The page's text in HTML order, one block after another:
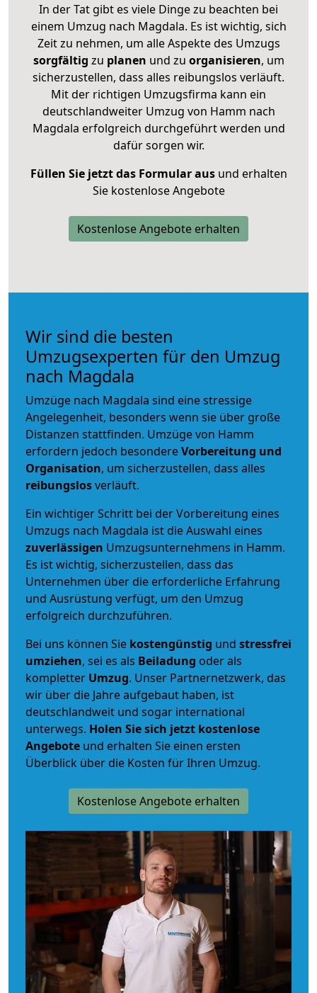
In der Tat gibt es viele Dinge zu beachten bei
einem Umzug nach Magdala. Es ist wichtig, sich
Zeit zu nehmen, um alle Aspekte des Umzugs
sorgfältig zu planen und zu organisieren, um
sicherzustellen, dass alles reibungslos verläuft.
Mit der richtigen Umzugsfirma kann ein
deutschlandweiter Umzug von Hamm nach
Magdala erfolgreich durchgeführt werden und
dafür sorgen wir.
Füllen Sie jetzt das Formular ausund erhalten
Sie kostenlose Angebote
Kostenlose Angebote erhalten
Wir sind die besten
Umzugsexperten für den Umzug
nach Magdala
Umzüge nach Magdala sind eine stressige
Angelegenheit, besonders wenn sie über große
Distanzen stattfinden. Umzüge von Hamm
erfordern jedoch besondereVorbereitung und
Organisation, um sicherzustellen, dass alles
reibungslosverläuft.
Ein wichtiger Schritt bei der Vorbereitung eines
Umzugs nach Magdala ist die Auswahl eines
zuverlässigen Umzugsunternehmens in Hamm.
Es ist wichtig, sicherzustellen, dass das
Unternehmen über die erforderliche Erfahrung
und Ausrüstung verfügt, um den Umzug
erfolgreich durchzuführen.
Bei uns können Sie kostengünstig und stressfrei
umziehen, sei es als Beiladung oder als
kompletter Umzug. Unser Partnernetzwerk, das
wir über die Jahre aufgebaut haben, ist
deutschlandweit und sogar international
unterwegs. Holen Sie sich jetzt kostenlose
Angebote und erhalten Sie einen ersten
Überblick über die Kosten für Ihren Umzug.
Kostenlose Angebote erhalten